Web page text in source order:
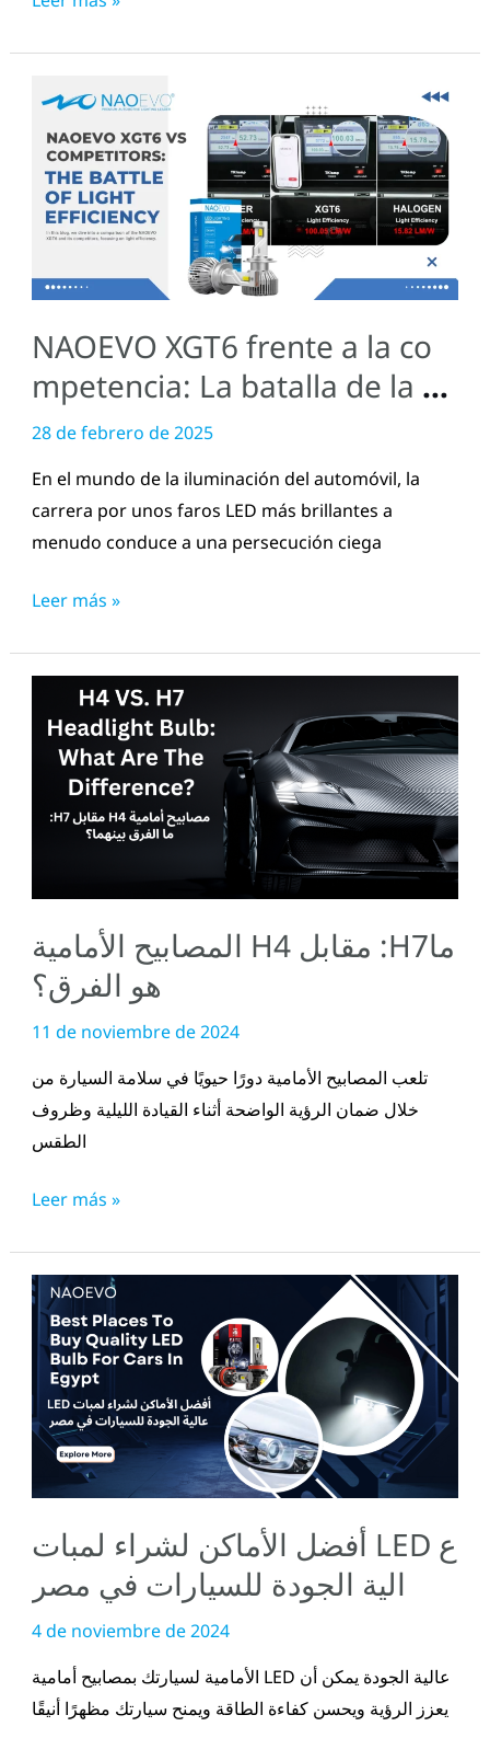
NAOEVO XGT6 frente a la co
mpetencia: La batalla de la efi
ciencia lumínica
28 de febrero de 2025
En el mundo de la iluminación del automóvil, la
carrera por unos faros LED más brillantes a
menudo conduce a una persecución ciega
NAOEVO
frente
competencia:
La
de
la
eficiencia
lumínica
Leer más »
المصابيح الأمامية H4 مقابل :H7ما
هو الفرق؟
11 de noviembre de 2024
تلعب المصابيح الأمامية دورًا حيويًا في سلامة السيارة من
خلال ضمان الرؤية الواضحة أثناء القيادة الليلية وظروف
الطقس
المصابيح
الأمامية
مقابل
:H7ما
Leer más »
أفضل الأماكن لشراء لمبات LED ع
الية الجودة للسيارات في مصر
4 de noviembre de 2024
الأمامية لسيارتك بمصابيح أمامية LED عالية الجودة يمكن أن
يعزز الرؤية ويحسن كفاءة الطاقة ويمنح سيارتك مظهرًا أنيقًا
أفضل
الأماكن
لشراء
لمبات
LED
عالية
الجودة
في